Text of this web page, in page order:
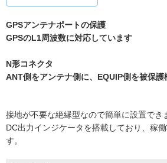
GPSアンテナポートの保護
GPSのL1周波数に対応しています
N形コネクタ
ANT側をアンテナ側に、EQUIP側を被保護
接地が不要な絶縁型なので簡単に設置でき
DC出力インジケータを搭載しており、稼
す。